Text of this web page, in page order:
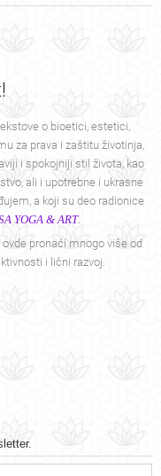
o bioetici, estetici,
za prava i zaštitu životinja,
i spokojniji stil života, kao
ali i upotrebne i ukrasne
a koji su deo radionice
YOGA & ART.
pronaći mnogo više od
i lični razvoj.